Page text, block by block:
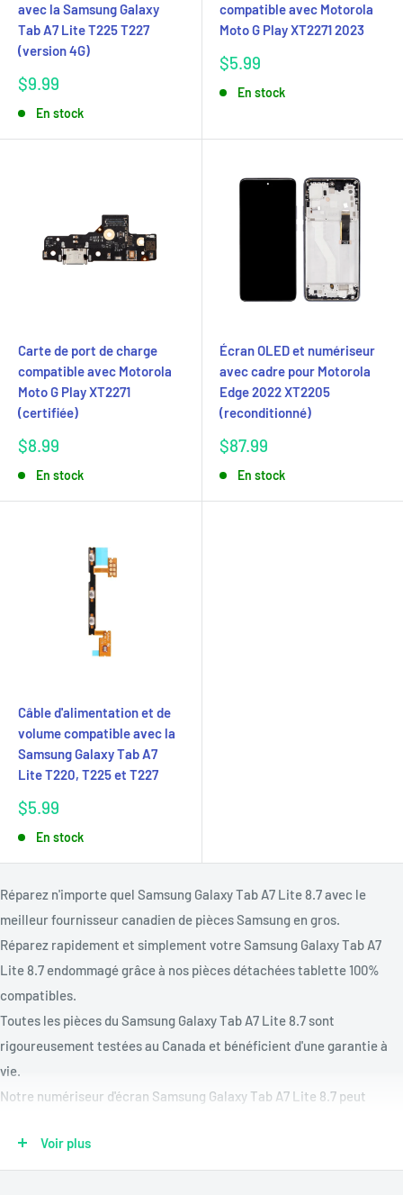
avec la Samsung Galaxy
Tab A7 Lite T225 T227
(version 4G)
Prix
$9.99
En stock
compatible avec Motorola
Moto G Play XT2271 2023
Prix
$5.99
En stock
Carte de port de charge
compatible avec Motorola
Moto G Play XT2271
(certifiée)
Prix
$8.99
En stock
Écran OLED et numériseur
avec cadre pour Motorola
Edge 2022 XT2205
(reconditionné)
Prix
$87.99
En stock
Câble d'alimentation et de
volume compatible avec la
Samsung Galaxy Tab A7
Lite T220, T225 et T227
Prix
$5.99
En stock
Réparez n'importe quel Samsung Galaxy Tab A7 Lite 8.7 avec le
meilleur fournisseur canadien de pièces Samsung en gros.
Réparez rapidement et simplement votre Samsung Galaxy Tab A7
Lite 8.7 endommagé grâce à nos pièces détachées tablette 100%
compatibles.
Toutes les pièces du Samsung Galaxy Tab A7 Lite 8.7 sont
rigoureusement testées au Canada et bénéficient d'une garantie à
vie.
Notre numériseur d'écran Samsung Galaxy Tab A7 Lite 8.7 peut
Lite 8.7 qui ne fonctionne pas.
Réparez une batterie Samsung Galaxy Tab A7 Lite 8.7 morte ou qui
Voir plus